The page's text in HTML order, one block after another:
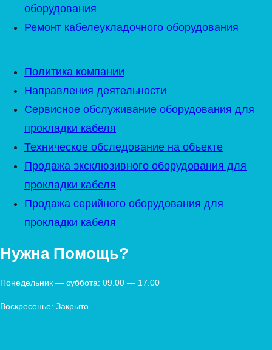
оборудования
Ремонт кабелеукладочного оборудования
Политика компании
Направления деятельности
Сервисное обслуживание оборудования для
прокладки кабеля
Техническое обследование на объекте
Продажа эксклюзивного оборудования для
прокладки кабеля
Продажа серийного оборудования для
прокладки кабеля
Нужна Помощь?
Понедельник — суббота: 09.00 — 17.00
Воскресенье: Закрыто